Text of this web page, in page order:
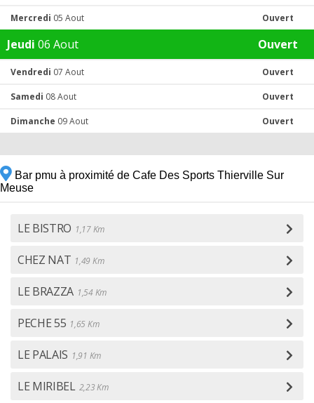
Mercredi 05 Aout Ouvert
Jeudi 06 Aout Ouvert
Vendredi 07 Aout Ouvert
Samedi 08 Aout Ouvert
Dimanche 09 Aout Ouvert
Bar pmu à proximité de Cafe Des Sports Thierville Sur
Meuse
LE BISTRO 1,17 Km
CHEZ NAT 1,49 Km
LE BRAZZA 1,54 Km
PECHE 55 1,65 Km
LE PALAIS 1,91 Km
LE MIRIBEL 2,23 Km